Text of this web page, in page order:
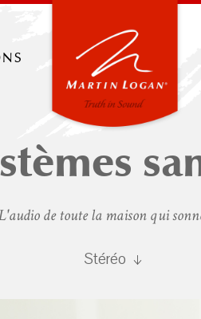
de toute la maison qui
Stéréo